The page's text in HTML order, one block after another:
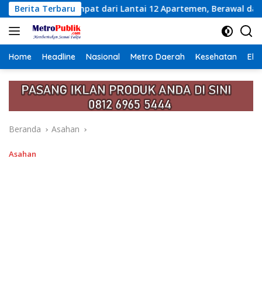
Langsung
ke
konten
Berita Terbaru
12 Apartemen, Berawal dari Pesan Wanita Lewat
Home Headline Nasional Metro Daerah Kesehatan
Beranda Asahan
Asahan